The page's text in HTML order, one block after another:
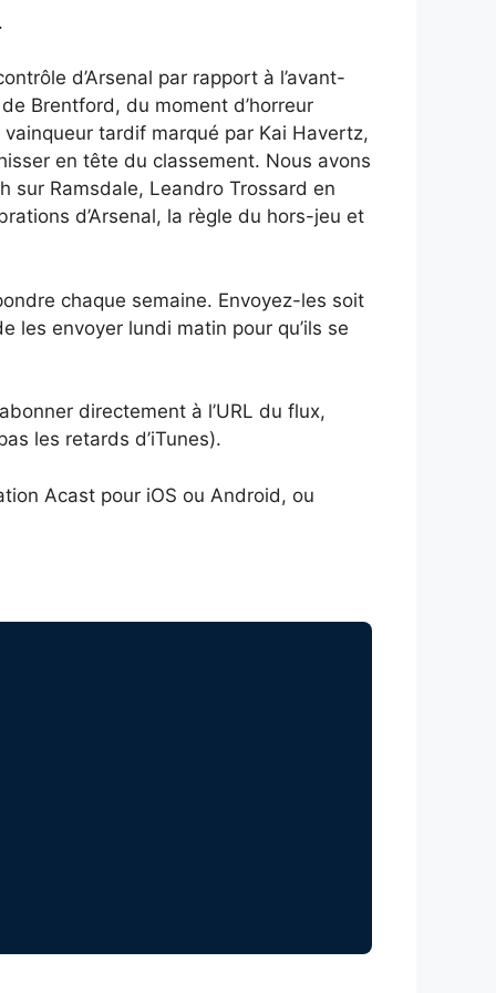
d’Arsenal par rapport à l’avant-
Brentford, du moment d’horreur
tardif marqué par Kai Havertz,
en tête du classement. Nous avons
sur Ramsdale, Leandro Trossard en
d’Arsenal, la règle du hors-jeu et
chaque semaine. Envoyez-les soit
les envoyer lundi matin pour qu’ils se
directement à l’URL du flux,
les retards d’iTunes).
Acast pour iOS ou Android, ou